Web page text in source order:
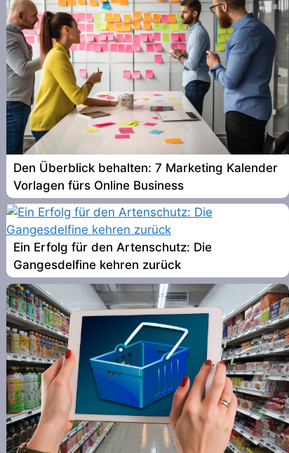
Den Überblick behalten: 7 Marketing Kalender
Vorlagen fürs Online Business
Ein Erfolg für den Artenschutz: Die
Gangesdelfine kehren zurück